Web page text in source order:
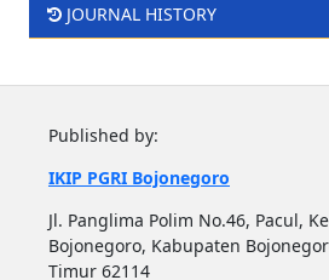
JOURNAL HISTORY
Published by:
IKIP PGRI Bojonegoro
Jl. Panglima Polim No.46, Pacul,
Bojonegoro, Kabupaten
Timur 62114